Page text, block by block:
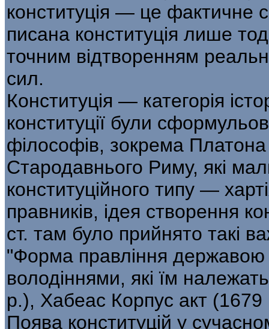
конституція — це фактичне
писана конституція лише
точним відтворенням
сил.
Конституція — категорія
конституції були
філософів, зокрема Платона
Стародавнього Риму, які
конституційного типу —
правників, ідея створення
ст. там було прийнято такі
"Форма правління державою
володіннями, які їм
р.), Хабеас Корпус акт
Поява конституцій у